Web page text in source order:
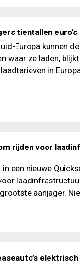
tientallen euro's
Europa kunnen
waar ze laden,
in
rijden voor
een nieuwe
aanjager.
elektrisch